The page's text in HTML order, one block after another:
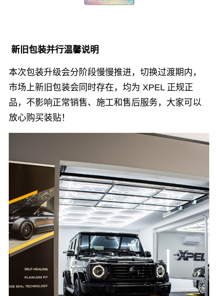
新旧包装并行温馨说明
本次包装升级会分阶段慢慢推进，切换过渡期内，
市场上新旧包装会同时存在，均为 XPEL 正规正
品，不影响正常销售、施工和售后服务，大家可以
放心购买装贴！